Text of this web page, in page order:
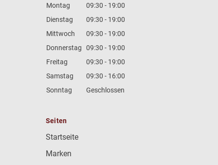
Montag
09:30 - 19:00
Dienstag
09:30 - 19:00
Mittwoch
09:30 - 19:00
Donnerstag
09:30 - 19:00
Freitag
09:30 - 19:00
Samstag
09:30 - 16:00
Sonntag
Geschlossen
Seiten
Startseite
Marken